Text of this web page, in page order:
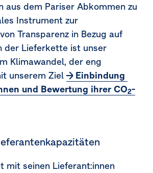
aus dem Pariser Abkommen zu
Instrument zur
Transparenz in Bezug auf
der Lieferkette ist unser
Klimawandel, der eng
unserem Ziel
Einbindung
und Bewertung ihrer CO2-
mit seinen Lieferant:innen